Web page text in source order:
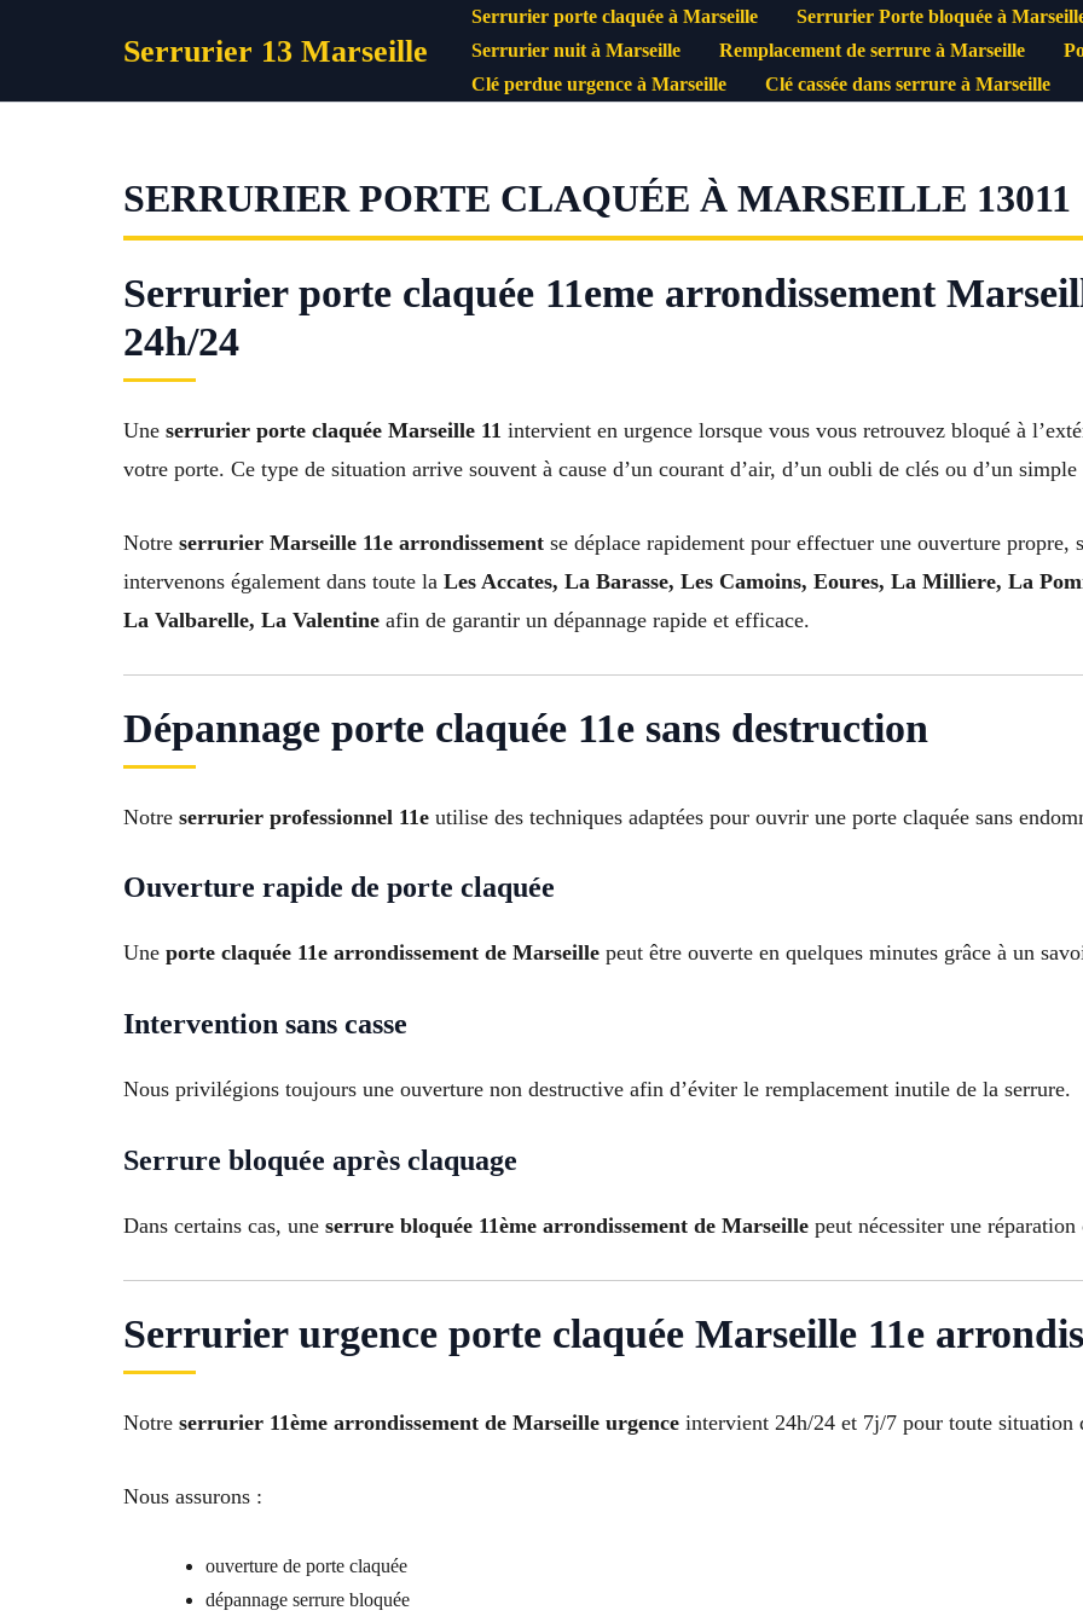
Serrurier 13 Marseille
Serrurier porte claquée à Marseille
Serrurier Porte bloquée à
Serrurier nuit à Marseille
Remplacement de serrure à Marseille
Clé perdue urgence à Marseille
Clé cassée dans serrure à Marseille
SERRURIER PORTE CLAQUÉE À MARSEILLE 13011
Serrurier porte claquée 11eme arrondissement
24h/24
Une serrurier porte claquée Marseille 11 intervient en urgence lorsque vous vous retrouvez bloqué à
votre porte. Ce type de situation arrive souvent à cause d’un courant d’air, d’un oubli de clés ou d’un
Notre serrurier Marseille 11e arrondissement se déplace rapidement pour effectuer une ouverture propre,
intervenons également dans toute la Les Accates, La Barasse, Les Camoins, Eoures, La Milliere, La
La Valbarelle, La Valentine afin de garantir un dépannage rapide et efficace.
Dépannage porte claquée 11e sans destruction
Notre serrurier professionnel 11e utilise des techniques adaptées pour ouvrir une porte claquée sans
Ouverture rapide de porte claquée
Une porte claquée 11e arrondissement de Marseille peut être ouverte en quelques minutes grâce à un
Intervention sans casse
Nous privilégions toujours une ouverture non destructive afin d’éviter le remplacement inutile de la serrure.
Serrure bloquée après claquage
Dans certains cas, une serrure bloquée 11ème arrondissement de Marseille peut nécessiter une
Serrurier urgence porte claquée Marseille 11e
Notre serrurier 11ème arrondissement de Marseille urgence intervient 24h/24 et 7j/7 pour toute situation
Nous assurons :
ouverture de porte claquée
dépannage serrure bloquée